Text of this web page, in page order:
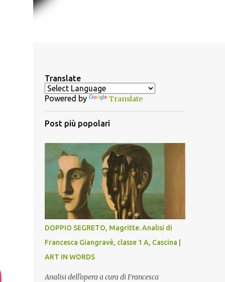
Translate
Powered by Translate
Post più popolari
DOPPIO SEGRETO, Magritte. Analisi di
Francesca Giangravè, classe 1 A, Cascina |
ART IN WORDS
Analisi dell'opera a cura di Francesca